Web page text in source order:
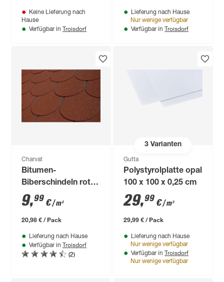
Keine Lieferung nach
Hause
Verfügbar in Troisdorf
Lieferung nach Hause
Nur wenige verfügbar
Verfügbar in Troisdorf
Charvat
Bitumen-
Biberschindeln rot
33,3 x 100 cm
9,99 €/ m²
20,98 € / Pack
Lieferung nach Hause
Verfügbar in Troisdorf
(2)
3Varianten
Gutta
Polystyrolplatte opal
100 x 100 x 0,25 cm
29,99 €/ m²
29,99 € / Pack
Lieferung nach Hause
Nur wenige verfügbar
Verfügbar in Troisdorf
Nur wenige verfügbar